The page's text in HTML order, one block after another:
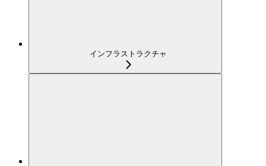
インフラストラクチャ